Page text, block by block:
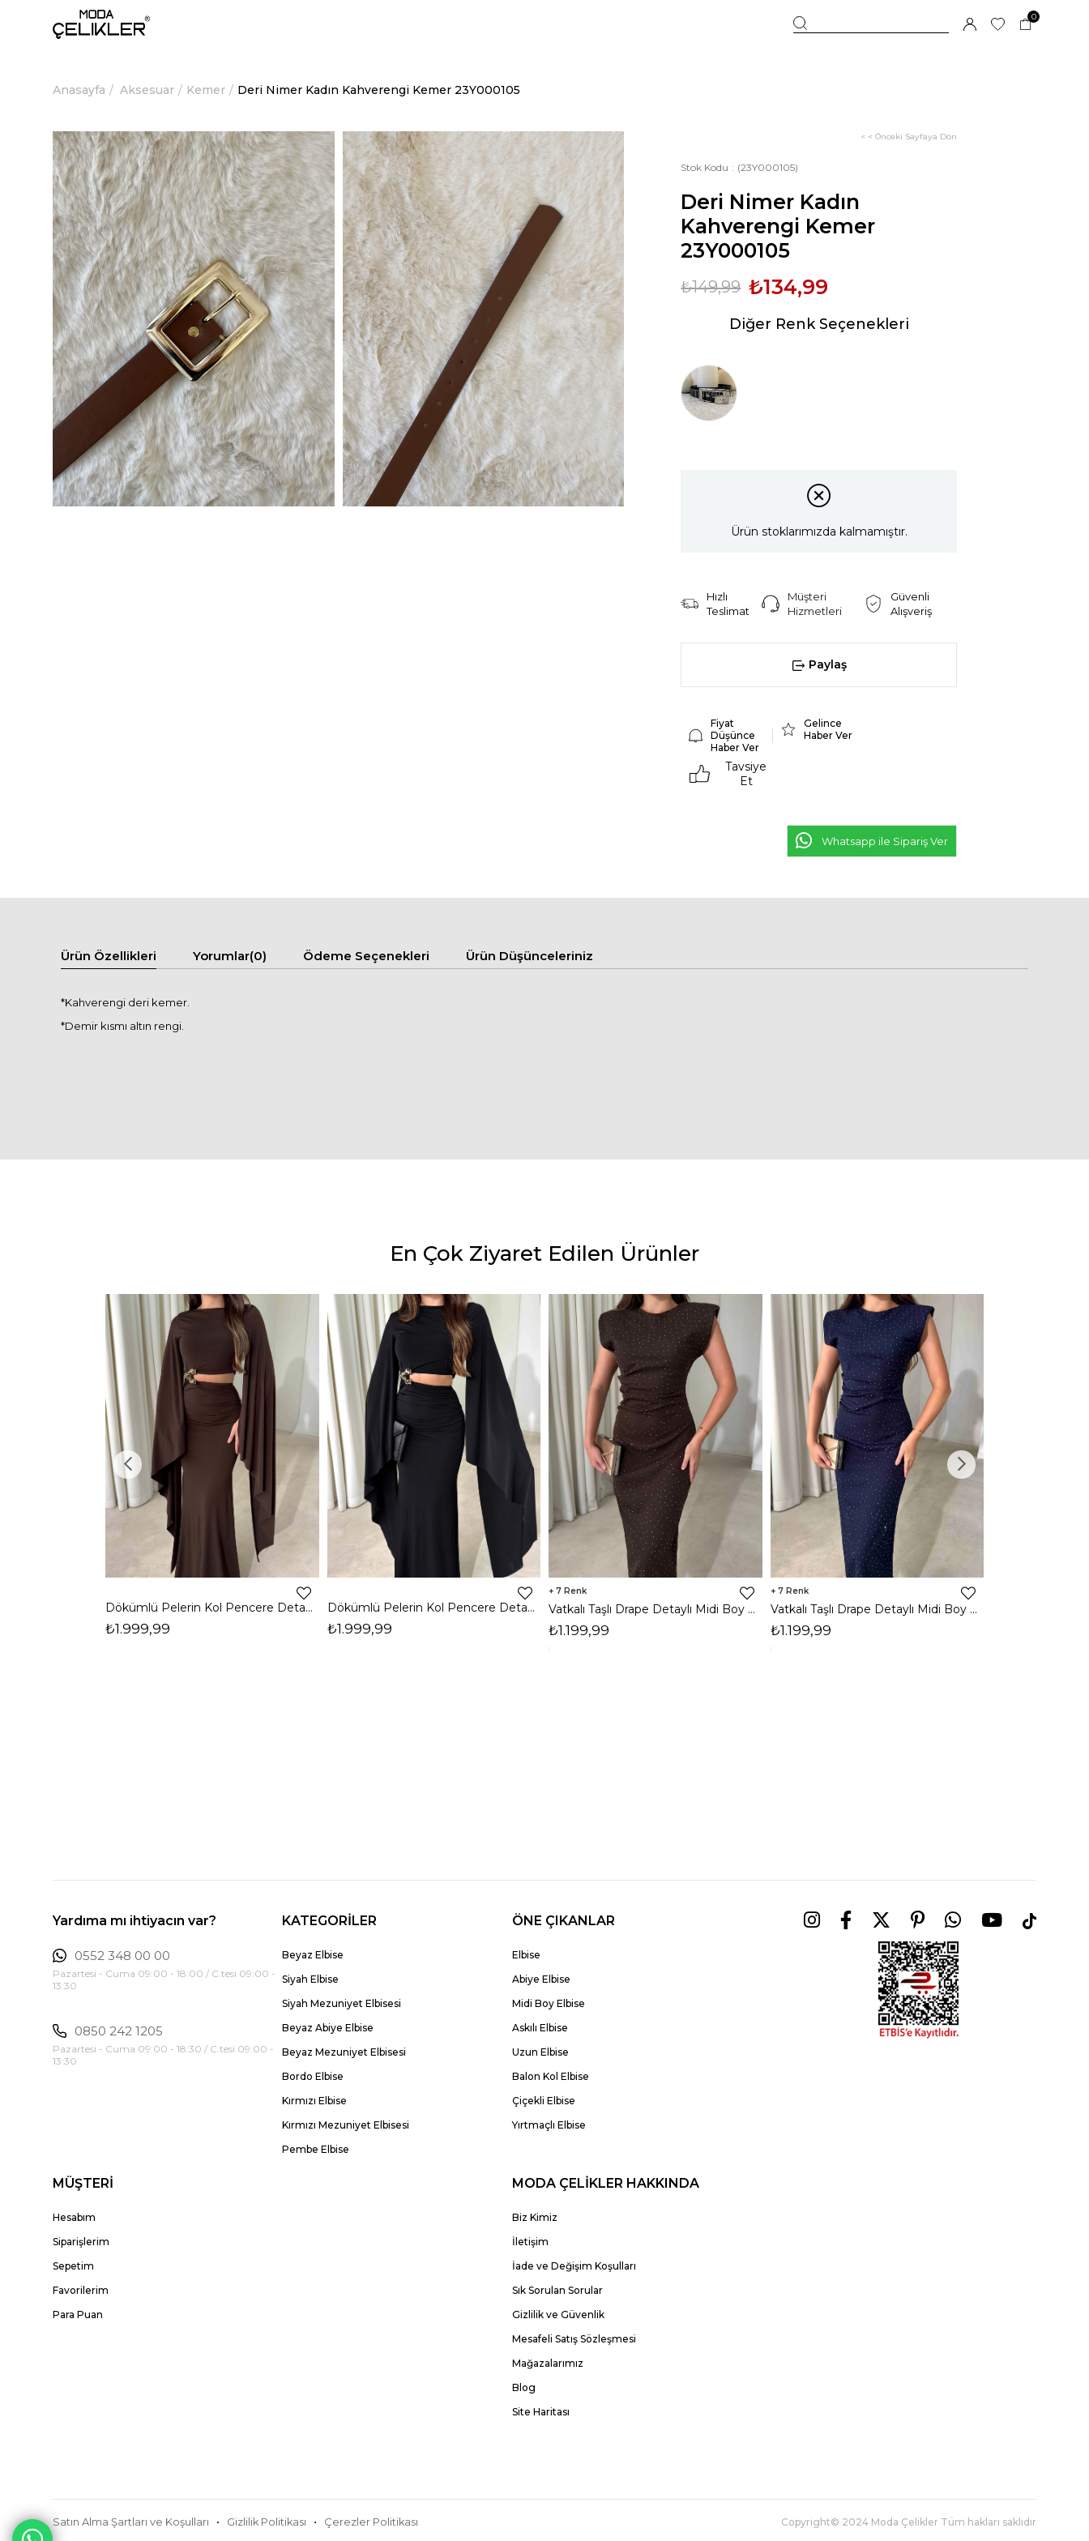
0
Anasayfa Aksesuar Kemer Deri Nimer Kadın Kahverengi Kemer 23Y000105
< < Önceki Sayfaya Dön
Stok Kodu (23Y000105)
Deri Nimer Kadın
Kahverengi Kemer
23Y000105
₺149,99 ₺134,99
Diğer Renk Seçenekleri
Tükendi
Ürün stoklarımızda kalmamıştır.
Hızlı
Teslimat
Müşteri
Hizmetleri
Güvenli
Alışveriş
Paylaş
Fiyat
Düşünce
Haber Ver
Gelince
Haber Ver
Tavsiye
Et
Whatsapp ile Sipariş Ver
Ürün Özellikleri Yorumlar(0) Ödeme Seçenekleri Ürün Düşünceleriniz
*Kahverengi deri kemer.
*Demir kısmı altın rengi.
En Çok Ziyaret Edilen Ürünler
Dökümlü Pelerin Kol Pencere Detaylı Maxi Kahverengi Arlev Kadın Elbise 26Y511
₺1.999,99
Dökümlü Pelerin Kol Pencere Detaylı Maxi Siyah Arlev Kadın Elbise 26Y511
₺1.999,99
7
Vatkalı Taşlı Drape Detaylı Midi Boy Kahverengi Jesep Kadın Elbise 26Y282
₺1.199,99
7
Vatkalı Taşlı Drape Detaylı Midi Boy Lacivert Jesep Kadın Elbise 26Y282
₺1.199,99
Yardıma mı ihtiyacın var?
0552 348 00 00
Pazartesi - Cuma 09:00 - 18:00 / C.tesi 09:00 -
13:30
0850 242 1205
Pazartesi - Cuma 09:00 - 18:30 / C.tesi 09:00 -
13:30
KATEGORİLER
Beyaz Elbise
Siyah Elbise
Siyah Mezuniyet Elbisesi
Beyaz Abiye Elbise
Beyaz Mezuniyet Elbisesi
Bordo Elbise
Kırmızı Elbise
Kırmızı Mezuniyet Elbisesi
Pembe Elbise
ÖNE ÇIKANLAR
Elbise
Abiye Elbise
Midi Boy Elbise
Askılı Elbise
Uzun Elbise
Balon Kol Elbise
Çiçekli Elbise
Yırtmaçlı Elbise
MÜŞTERİ
Hesabım
Siparişlerim
Sepetim
Favorilerim
Para Puan
MODA ÇELİKLER HAKKINDA
Biz Kimiz
İletişim
İade ve Değişim Koşulları
Sık Sorulan Sorular
Gizlilik ve Güvenlik
Mesafeli Satış Sözleşmesi
Mağazalarımız
Blog
Site Haritası
Satın Alma Şartları ve Koşulları Gizlilik Politikası Çerezler Politikası Copyright© 2024 Moda Çelikler Tüm hakları saklıdır